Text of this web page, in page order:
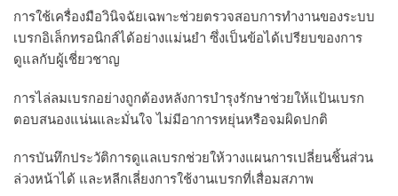
การใช้เครื่องมือวินิจฉัยเฉพาะช่วยตรวจสอบการทำงานของระบบ
เบรกอิเล็กทรอนิกส์ได้อย่างแม่นยำ ซึ่งเป็นข้อได้เปรียบของการ
ดูแลกับผู้เชี่ยวชาญ
การไล่ลมเบรกอย่างถูกต้องหลังการบำรุงรักษาช่วยให้แป้นเบรก
ตอบสนองแน่นและมั่นใจ ไม่มีอาการหยุ่นหรือจมผิดปกติ
การบันทึกประวัติการดูแลเบรกช่วยให้วางแผนการเปลี่ยนชิ้นส่วน
ล่วงหน้าได้ และหลีกเลี่ยงการใช้งานเบรกที่เสื่อมสภาพ